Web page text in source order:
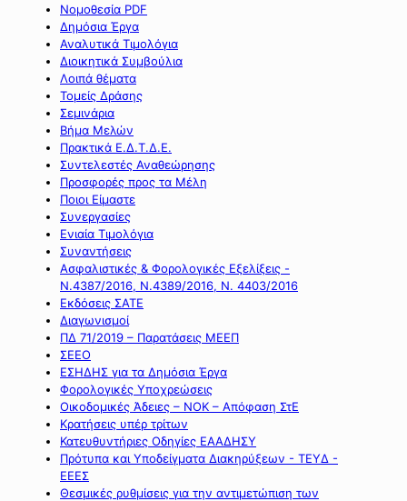
Νομοθεσία PDF
Δημόσια Έργα
Αναλυτικά Τιμολόγια
Διοικητικά Συμβούλια
Λοιπά θέματα
Τομείς Δράσης
Σεμινάρια
Βήμα Μελών
Πρακτικά Ε.Δ.Τ.Δ.Ε.
Συντελεστές Αναθεώρησης
Προσφορές προς τα Μέλη
Ποιοι Είμαστε
Συνεργασίες
Ενιαία Τιμολόγια
Συναντήσεις
Ασφαλιστικές & Φορολογικές Εξελίξεις -
Ν.4387/2016, Ν.4389/2016, Ν. 4403/2016
Εκδόσεις ΣΑΤΕ
Διαγωνισμοί
ΠΔ 71/2019 – Παρατάσεις ΜΕΕΠ
ΣΕΕΟ
ΕΣΗΔΗΣ για τα Δημόσια Έργα
Φορολογικές Υποχρεώσεις
Οικοδομικές Άδειες – ΝΟΚ – Απόφαση ΣτΕ
Κρατήσεις υπέρ τρίτων
Κατευθυντήριες Οδηγίες ΕΑΑΔΗΣΥ
Πρότυπα και Υποδείγματα Διακηρύξεων - ΤΕΥΔ -
ΕΕΕΣ
Θεσμικές ρυθμίσεις για την αντιμετώπιση των